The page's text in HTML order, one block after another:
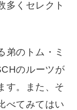
多くセレクト
弟のトム・ミ
のルーツが
す。また、そ
べてみてはい